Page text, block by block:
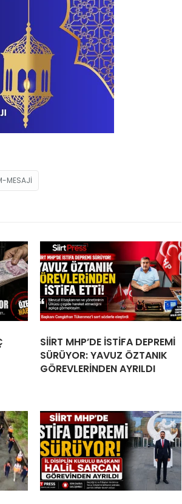
MESAJI
SİİRT MHP’DE İSTİFA DEPREMİ
SÜRÜYOR: YAVUZ ÖZTANIK
GÖREVLERİNDEN AYRILDI